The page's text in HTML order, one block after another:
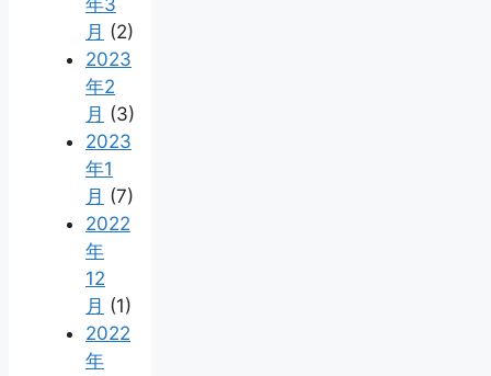
年3
月 (2)
2023
年2
月 (3)
2023
年1
月 (7)
2022
年
12
月 (1)
2022
年